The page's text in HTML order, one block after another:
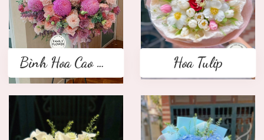
Bình Hoa Cao Cấp Hoa Tulip